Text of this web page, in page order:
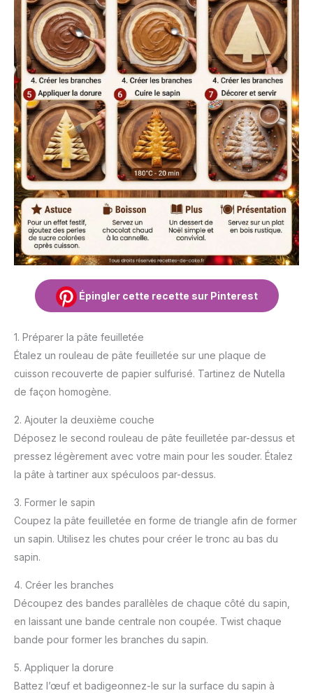
Épingler cette recette sur Pinterest
1. Préparer la pâte feuilletée
Étalez un rouleau de pâte feuilletée sur une plaque de
cuisson recouverte de papier sulfurisé. Tartinez de Nutella
de façon homogène.
2. Ajouter la deuxième couche
Déposez le second rouleau de pâte feuilletée par-dessus et
pressez légèrement avec votre main pour les souder. Étalez
la pâte à tartiner aux spéculoos par-dessus.
3. Former le sapin
Coupez la pâte feuilletée en forme de triangle afin de former
un sapin. Utilisez les chutes pour créer le tronc au bas du
sapin.
4. Créer les branches
Découpez des bandes parallèles de chaque côté du sapin,
en laissant une bande centrale non coupée. Twist chaque
bande pour former les branches du sapin.
5. Appliquer la dorure
Battez l’œuf et badigeonnez-le sur la surface du sapin à